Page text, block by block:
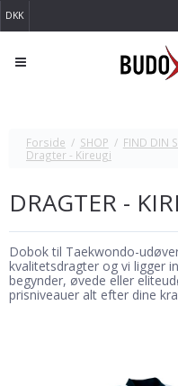
DKK
Forside / SHOP / FIND DIN
Dragter - Kireugi
DRAGTER -
Dobok til Taekwondo-
kvalitetsdragter og vi ligger
begynder, øvede eller
prisniveauer alt efter dine